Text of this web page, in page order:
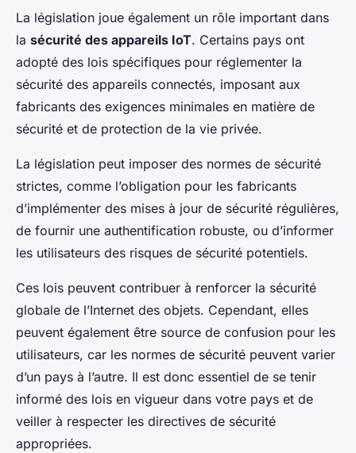
La législation joue également un rôle important dans
la sécurité des appareils IoT. Certains pays ont
adopté des lois spécifiques pour réglementer la
sécurité des appareils connectés, imposant aux
fabricants des exigences minimales en matière de
sécurité et de protection de la vie privée.
La législation peut imposer des normes de sécurité
strictes, comme l’obligation pour les fabricants
d’implémenter des mises à jour de sécurité régulières,
de fournir une authentification robuste, ou d’informer
les utilisateurs des risques de sécurité potentiels.
Ces lois peuvent contribuer à renforcer la sécurité
globale de l’Internet des objets. Cependant, elles
peuvent également être source de confusion pour les
utilisateurs, car les normes de sécurité peuvent varier
d’un pays à l’autre. Il est donc essentiel de se tenir
informé des lois en vigueur dans votre pays et de
veiller à respecter les directives de sécurité
appropriées.